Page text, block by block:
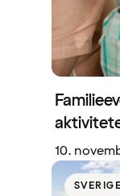
10.
SVERIGE